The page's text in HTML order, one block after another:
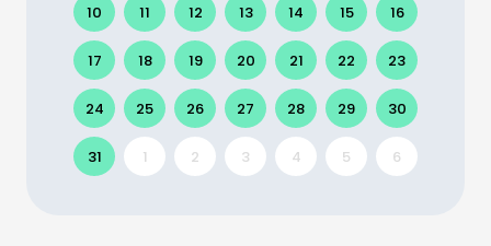
10 11 12 13 14 15 16
17 18 19 20 21 22 23
24 25 26 27 28 29 30
31 1 2 3 4 5 6